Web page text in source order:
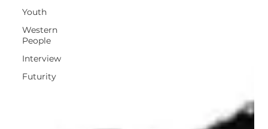
Youth
Western
People
Interview
Futurity